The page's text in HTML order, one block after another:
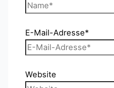
E-Mail-Adresse*
Website